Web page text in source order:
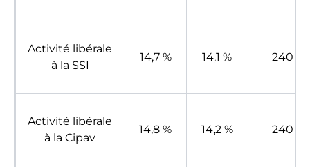
Activité libérale
à la SSI
14,7 % 14,1 % 240 €
Activité libérale
à la Cipav
14,8 % 14,2 % 240 €